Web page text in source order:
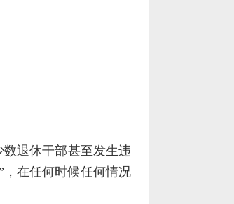
退休干部甚至发生违
在任何时候任何情况